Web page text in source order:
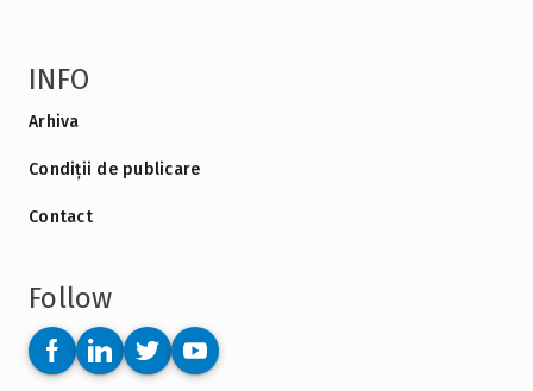
INFO
Arhiva
Condiții de publicare
Contact
Follow